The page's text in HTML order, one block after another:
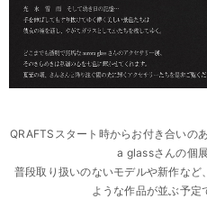
QRAFTSスタート時からお付き合いの
a glassさんの個
普段取り扱いのないモデルや新作な
ような作品が並ぶ予定